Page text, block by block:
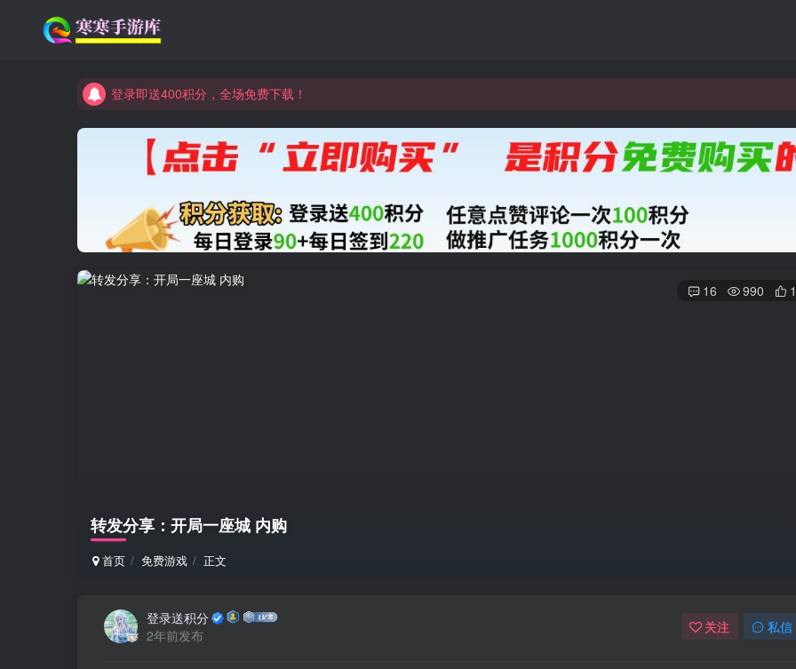
登录即送400积分，全场免费下载！
登录即送400积分，全场免费下载！
点进来看看新手教程
转发分享：开局一座城 内购
首页 免费游戏 正文
16 990
登录送积分
2年前发布
关注 私信